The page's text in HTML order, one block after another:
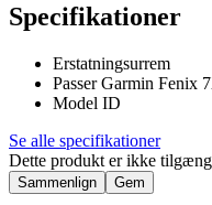
Specifikationer
Erstatningsurrem
Passer Garmin Fenix
Model ID
Se alle specifikationer
Dette produkt er ikke
Sammenlign Gem